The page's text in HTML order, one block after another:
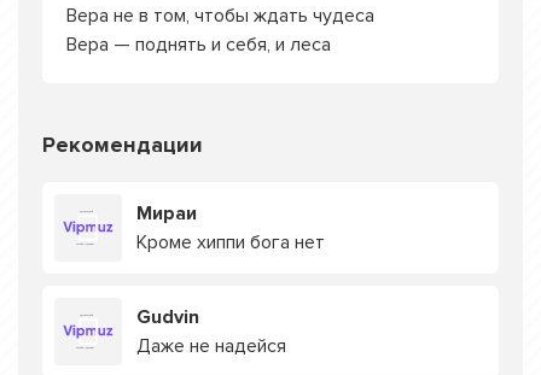
Вера не в том, чтобы ждать чудеса
Вера — поднять и себя, и леса
Рекомендации
Мираи
Кроме хиппи бога нет
Gudvin
Даже не надейся